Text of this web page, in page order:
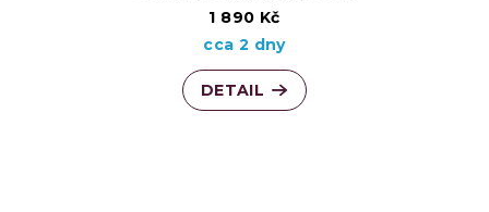
1 890 Kč
cca 2 dny
DETAIL